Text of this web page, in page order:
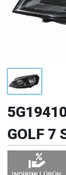
GOLF 7